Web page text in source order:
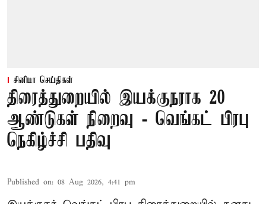
சினிமா செய்திகள்
திரைத்துறையில் இயக்குநராக 20
ஆண்டுகள் நிறைவு - வெங்கட் பிரபு
நெகிழ்ச்சி பதிவு
Published on: 08 Aug 2026, 4:41 pm